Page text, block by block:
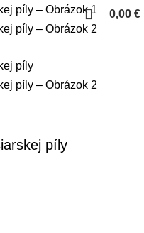
0,00 €
píly